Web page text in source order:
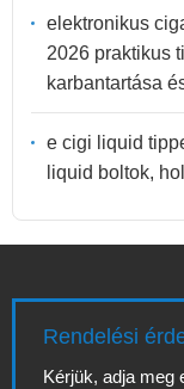
elektronikus
2026 praktikus
karbantartása
e cigi liquid
liquid boltok,
Rendelési
Kérjük, adja meg